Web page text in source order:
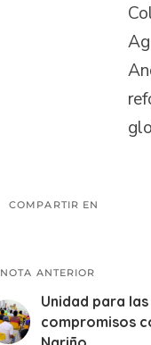
COMPARTIR EN
NOTA ANTERIOR
Unidad para
compromisos